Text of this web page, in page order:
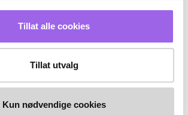
Tillat alle cookies
Tillat utvalg
Kun nødvendige cookies
mulige
Sensitive
Karakter:
(1)
5.0 av 5 mulige
NIVEA Cellular Expert Filler Day